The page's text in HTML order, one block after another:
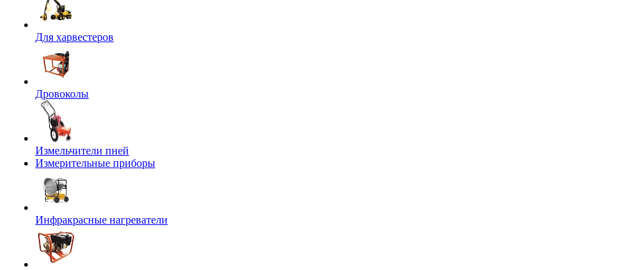
Для харвестеров
Дровоколы
Измельчители пней
Измерительные приборы
Инфракрасные нагреватели